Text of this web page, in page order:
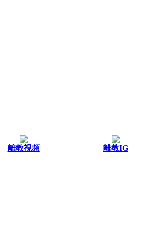
離教視頻 離教IG